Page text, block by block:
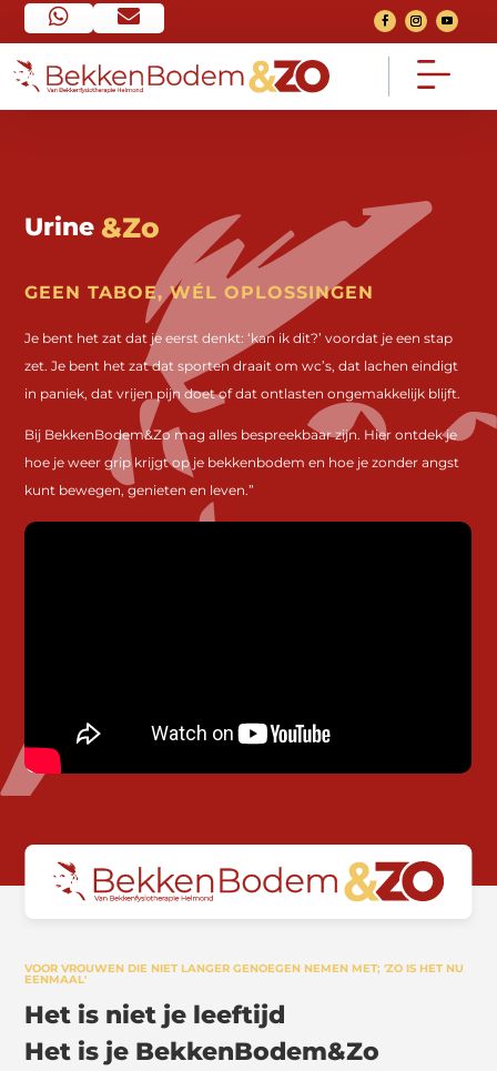
 
FAQ
Veel gestelde vragen
 Over mij
Mijn verhaal
Voorwaarden
Algemeen

Bekijk het traject
Nieuws
Van social media
Consult
Een 1 op 1 gesprek
Urinever &Zo
GEEN TABOE, WÉL OPLOSSINGEN
Je bent het zat dat je eerst denkt: ‘kan ik dit?’ voordat je een stap
zet. Je bent het zat dat sporten draait om wc’s, dat lachen eindigt
in paniek, dat vrijen pijn doet of dat ontlasten ongemakkelijk blijft.
Bij BekkenBodem&Zo mag alles bespreekbaar zijn. Hier ontdek je
hoe je weer grip krijgt op je bekkenbodem en hoe je zonder angst
kunt bewegen, genieten en leven.”
VOOR VROUWEN DIE NIET LANGER GENOEGEN NEMEN MET; 'ZO IS HET NU
EENMAAL'
Het is niet je leeftijd
Het is je BekkenBodem&Zo